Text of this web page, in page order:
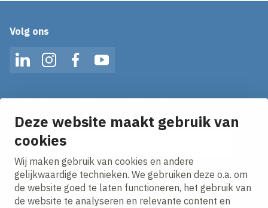
Deze website maakt gebruik van
cookies
Wij maken gebruik van cookies en andere
gelijkwaardige technieken. We gebruiken deze o.a. om
de website goed te laten functioneren, het gebruik van
de website te analyseren en relevante content en
Volg ons
LinkedInInstagramFacebookYouTube
Ontvang onze nieuws alerts in je mailbox!
E-mailadres
Ik ga akkoord met hetprivacy statement.